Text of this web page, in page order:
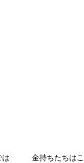
は
金持ちたちはこ